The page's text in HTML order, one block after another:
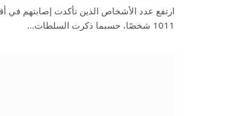
1011 شخصًا، حسبما ذكرت السلطات…